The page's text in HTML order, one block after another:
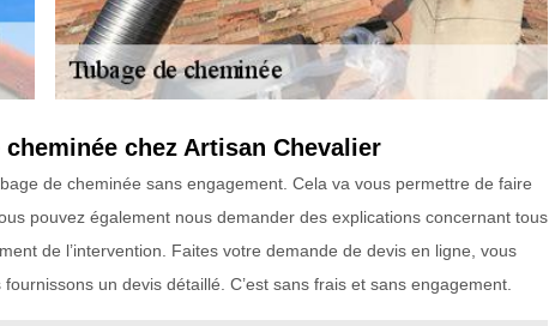
chez Artisan Chevalier
de cheminée sans engagement. Cela va vous permettre de faire
pouvez également nous demander des explications concernant tous
de l’intervention. Faites votre demande de devis en ligne, vous
un devis détaillé. C’est sans frais et sans engagement.